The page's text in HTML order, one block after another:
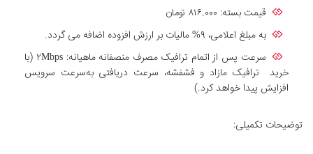
قیمت بسته: ۸۱۶.۰۰۰ تومان
به مبلغ اعلامی، ۹% مالیات بر ارزش افزوده اضافه می گردد.
سرعت پس از اتمام ترافیک مصرف منصفانه ماهیانه: ۲Mbps (با
خرید ترافیک مازاد و فشفشه، سرعت دریافتی به‌سرعت سرویس
افزایش پیدا خواهد کرد.)
توضیحات تکمیلی: